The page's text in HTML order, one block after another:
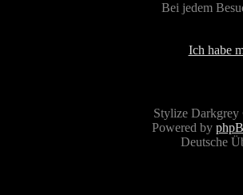
Bei jedem
Ich habe
Stylize
Powered by
Deutsche